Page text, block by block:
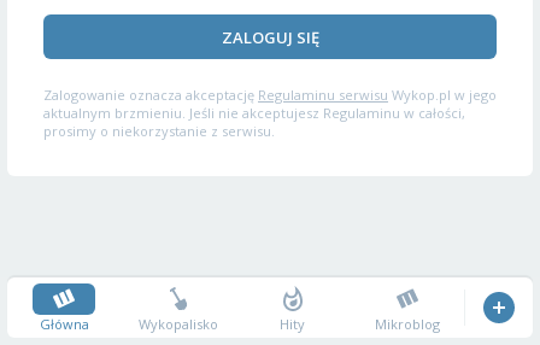
ZALOGUJ SIĘ
Zalogowanie oznacza akceptację Regulaminu serwisu Wykop.pl w jego
aktualnym brzmieniu. Jeśli nie akceptujesz Regulaminu w całości,
prosimy o niekorzystanie z serwisu.
Główna Wykopalisko Hity Mikroblog